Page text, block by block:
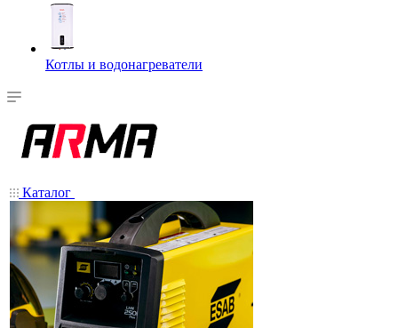
Котлы и водонагреватели
Каталог